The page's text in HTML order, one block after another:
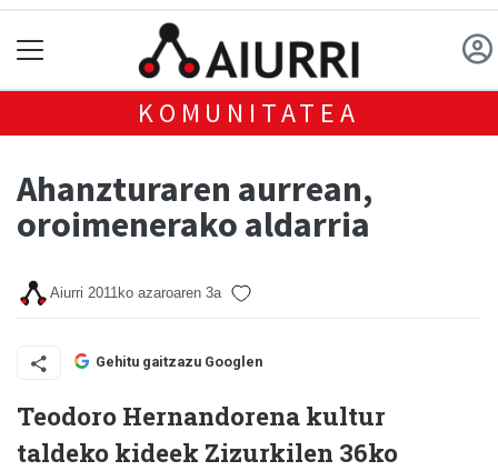
KOMUNITATEA
Ahanzturaren aurrean,
oroimenerako aldarria
Aiurri 2011ko azaroaren 3a
Gehitu gaitzazu Googlen
Teodoro Hernandorena kultur
taldeko kideek Zizurkilen 36ko